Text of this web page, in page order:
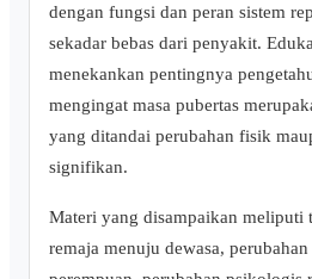
dengan fungsi dan peran sistem
sekadar bebas dari penyakit.
menekankan pentingnya
mengingat masa pubertas
yang ditandai perubahan fisik
signifikan.
Materi yang disampaikan meliputi
remaja menuju dewasa,